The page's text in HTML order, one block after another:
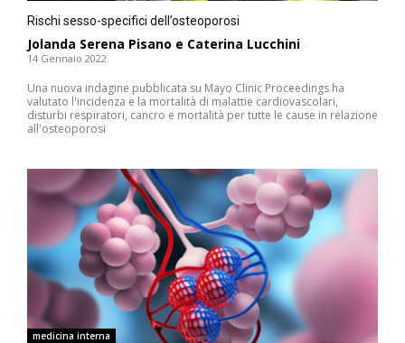
Rischi sesso-specifici dell’osteoporosi
Jolanda Serena Pisano e Caterina Lucchini -
14 Gennaio 2022
Una nuova indagine pubblicata su Mayo Clinic Proceedings ha
valutato l'incidenza e la mortalità di malattie cardiovascolari,
disturbi respiratori, cancro e mortalità per tutte le cause in relazione
all'osteoporosi
medicina interna